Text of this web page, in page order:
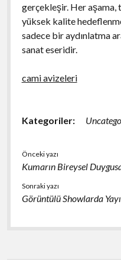
gerçekleşir. Her
yüksek kalite
sadece bir aydınlatma
sanat eseridir.
cami avizeleri
Kategoriler:
Önceki yazı
Kumarın Bireysel
Sonraki yazı
Görüntülü Showlarda